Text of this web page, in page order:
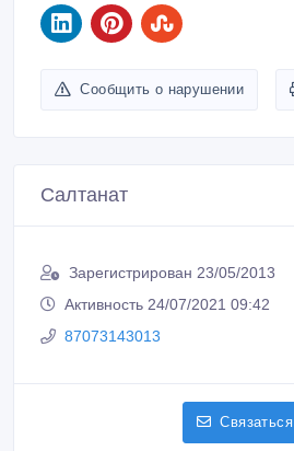
Сообщить о нарушении
Салтанат
Зарегистрирован 23/05/2013
Активность 24/07/2021 09:42
87073143013
Связаться